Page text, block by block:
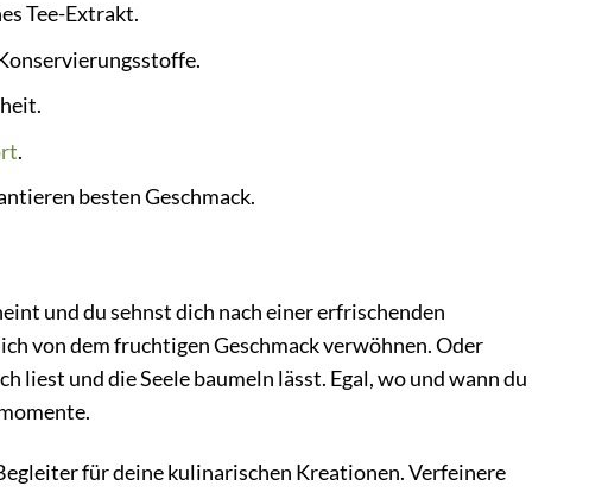
Tee-Extrakt.
.
besten Geschmack.
und du sehnst dich nach einer erfrischenden
von dem fruchtigen Geschmack verwöhnen. Oder
liest und die Seele baumeln lässt. Egal, wo und wann du
für deine kulinarischen Kreationen. Verfeinere